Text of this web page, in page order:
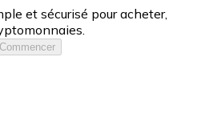
et sécurisé pour acheter,
Commencer